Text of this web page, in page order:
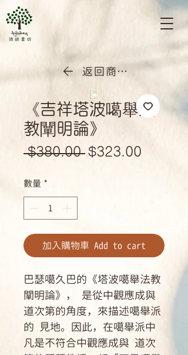
返回商店首頁
《吉祥塔波噶舉法
教闡明論》
$380.00 一
$323.00
數量 *
加入購物車 Add to cart
巴瑟噶久巴的《塔波噶舉法教
闡明論》， 是從中觀應成與
道次第的角度，來描述噶舉派
的 見地。因此，在噶舉派中
凡是不符合中觀應成與 道次